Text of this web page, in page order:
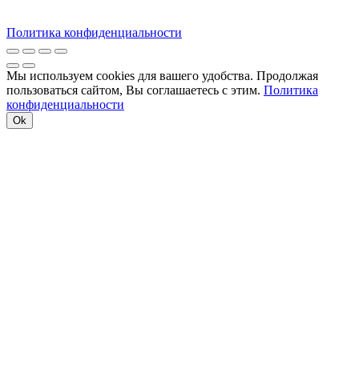
Политика конфиденциальности
Мы используем cookies для вашего удобства. Продолжая
пользоваться сайтом, Вы соглашаетесь с этим. Политика
конфиденциальности
Ok